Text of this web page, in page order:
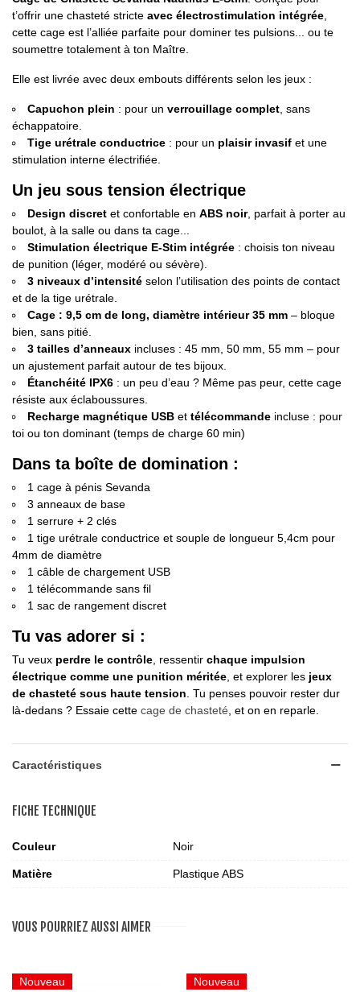
t’offrir une chasteté stricte avec électrostimulation intégrée
cette cage est l’alliée parfaite pour dominer tes pulsions... ou te
soumettre totalement à ton Maître.
Elle est livrée avec deux embouts différents selon les jeux :
Capuchon plein : pour un verrouillage complet , sans
échappatoire.
Tige urétrale conductrice : pour un plaisir invasif et une
stimulation interne électrifiée.
Un jeu sous tension électrique
Design discret et confortable en ABS noir, parfait à porter au
boulot, à la salle ou dans ta cage...
Stimulation électrique E-Stim intégrée : choisis ton niveau
de punition (léger, modéré ou sévère).
3 niveaux d’intensité selon l’utilisation des points de contact
et de la tige urétrale.
Cage : 9,5 cm de long, diamètre intérieur 35 mm – bloque
bien, sans pitié.
3 tailles d’anneaux incluses : 45 mm, 50 mm, 55 mm – pour
un ajustement parfait autour de tes bijoux.
Étanchéité IPX6 : un peu d’eau ? Même pas peur, cette cage
résiste aux éclaboussures.
Recharge magnétique USB et télécommande incluse : pour
toi ou ton dominant (temps de charge 60 min)
Dans ta boîte de domination :
1 cage à pénis Sevanda
3 anneaux de base
1 serrure + 2 clés
1 tige urétrale conductrice et souple de longueur 5,4cm pour
4mm de diamètre
1 câble de chargement USB
1 télécommande sans fil
1 sac de rangement discret
Tu vas adorer si :
Tu veux perdre le contrôle , ressentir chaque impulsion
électrique comme une punition méritée , et explorer les jeux
de chasteté sous haute tension . Tu penses pouvoir rester dur
là-dedans ? Essaie cette cage de chasteté , et on en reparle.
Caractéristiques
FICHE TECHNIQUE
Couleur Noir
Matière Plastique ABS
VOUS POURRIEZ AUSSI AIMER
Nouveau Nouveau